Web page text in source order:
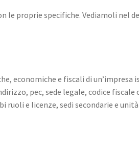
le proprie specifiche. Vediamoli nel
economiche e fiscali di
pec, sede legale, codice
e licenze, sedi secondarie e